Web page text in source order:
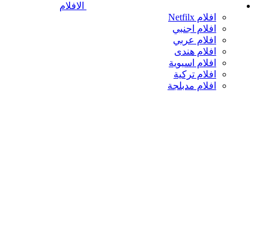
الافلام
افلام Netfilx
افلام اجنبي
افلام عربي
افلام هندى
افلام اسيوية
افلام تركية
افلام مدبلجة